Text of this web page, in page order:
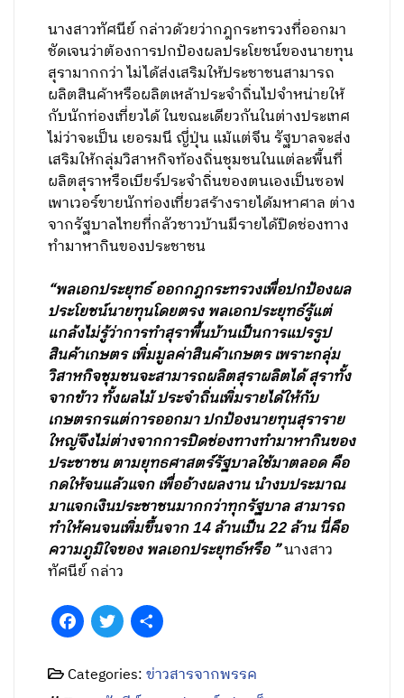
นางสาวทัศนีย์ กล่าวด้วยว่ากฎกระทรวงที่ออกมา
ชัดเจนว่าต้องการปกป้องผลประโยชน์ของนายทุน
สุรามากกว่า ไม่ได้ส่งเสริมให้ประชาชนสามารถ
ผลิตสินค้าหรือผลิตเหล้าประจำถิ่นไปจำหน่ายให้
กับนักท่องเที่ยวได้ ในขณะเดียวกันในต่างประเทศ
ไม่ว่าจะเป็น เยอรมนี ญี่ปุ่น แม้แต่จีน รัฐบาลจะส่ง
เสริมให้กลุ่มวิสาหกิจท้องถิ่นชุมชนในแต่ละพื้นที่
ผลิตสุราหรือเบียร์ประจำถิ่นของตนเองเป็นซอฟ
เพาเวอร์ขายนักท่องเที่ยวสร้างรายได้มหาศาล ต่าง
จากรัฐบาลไทยที่กลัวชาวบ้านมีรายได้ปิดช่องทาง
ทำมาหากินของประชาชน
“พลเอกประยุทธ์ ออกกฎกระทรวงเพื่อปกป้องผล
ประโยชน์นายทุนโดยตรง พลเอกประยุทธ์รู้แต่
แกล้งไม่รู้ว่าการทำสุราพื้นบ้านเป็นการแปรรูป
สินค้าเกษตร เพิ่มมูลค่าสินค้าเกษตร เพราะกลุ่ม
วิสาหกิจชุมชนจะสามารถผลิตสุราผลิตได้ สุราทั้ง
จากข้าว ทั้งผลไม้ ประจำถิ่นเพิ่มรายได้ให้กับ
เกษตรกรแต่การออกมา ปกป้องนายทุนสุราราย
ใหญ่จึงไม่ต่างจากการปิดช่องทางทำมาหากินของ
ประชาชน ตามยุทธศาสตร์รัฐบาลใช้มาตลอด คือ
กดให้จนแล้วแจก เพื่ออ้างผลงาน นำงบประมาณ
มาแจกเงินประชาชนมากกว่าทุกรัฐบาล สามารถ
ทำให้คนจนเพิ่มขึ้นจาก 14 ล้านเป็น 22 ล้าน นี่คือ
ความภูมิใจของ พลเอกประยุทธ์หรือ ”นางสาว
ทัศนีย์ กล่าว
FacebookTwitter
Categories:ข่าวสารจากพรรค